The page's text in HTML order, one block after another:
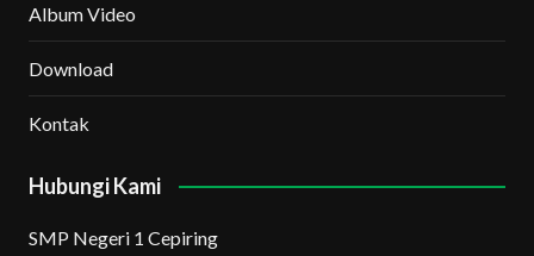
Album Video
Download
Kontak
Hubungi Kami
SMP Negeri 1 Cepiring